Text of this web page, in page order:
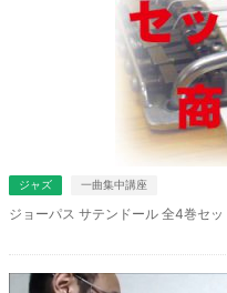
ジャズ 一曲集中講座
ジョーパス サテンドール 全4巻セッ